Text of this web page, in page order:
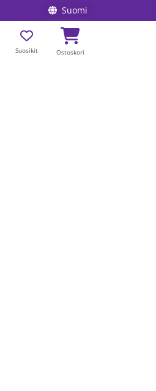
Suomi
Suosikit Ostoskori